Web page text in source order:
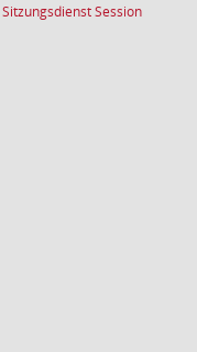
SitzungsdienstSession(Wird in